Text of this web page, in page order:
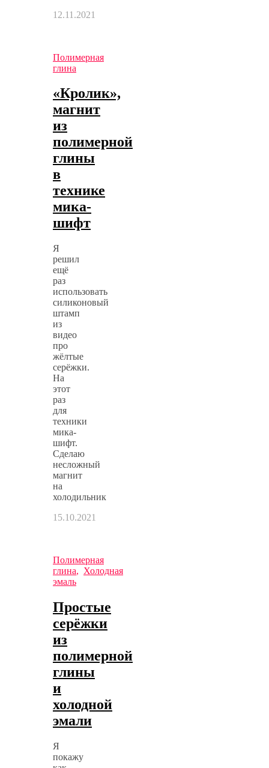
12.11.2021
Полимерная
глина
«Кролик»,
магнит
из
полимерной
глины
в
технике
мика-
шифт
Я
решил
ещё
раз
использовать
силиконовый
штамп
из
видео
про
жёлтые
серёжки.
На
этот
раз
для
техники
мика-
шифт.
Сделаю
несложный
магнит
на
холодильник
15.10.2021
Полимерная
глина, Холодная
эмаль
Простые
серёжки
из
полимерной
глины
и
холодной
эмали
Я
покажу